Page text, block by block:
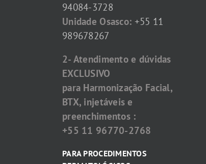
94084-3728
Unidade Osasco: +55 11
989678267
2- Atendimento e dúvidas
EXCLUSIVO
para Harmonização Facial,
BTX, injetáveis e
preenchimentos :
+55 11 96770-2768
PARA PROCEDIMENTOS